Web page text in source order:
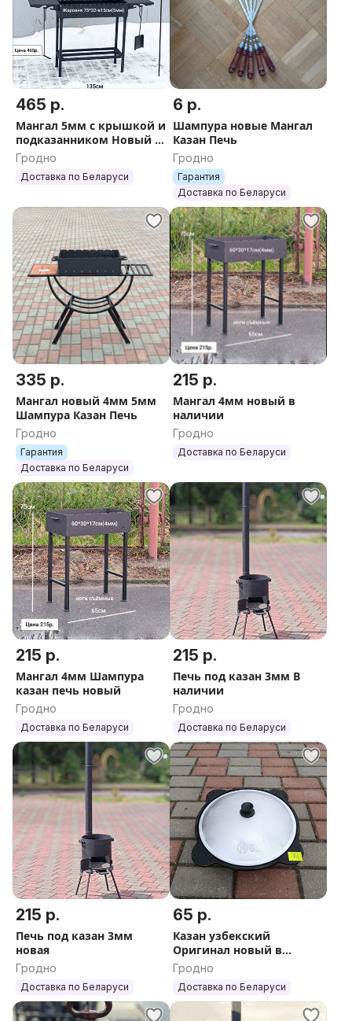
465 р.
Мангал 5мм с крышкой и
подказанником Новый в
Наличии
Гродно
Доставка по Беларуси
6 р.
Шампура новые Мангал
Казан Печь
Гродно
Гарантия
Доставка по Беларуси
335 р.
Мангал новый 4мм 5мм
Шампура Казан Печь
Гродно
Гарантия
Доставка по Беларуси
215 р.
Мангал 4мм новый в
наличии
Гродно
Доставка по Беларуси
215 р.
Мангал 4мм Шампура
казан печь новый
Гродно
Доставка по Беларуси
215 р.
Печь под казан 3мм В
наличии
Гродно
Доставка по Беларуси
215 р.
Печь под казан 3мм
новая
Гродно
Доставка по Беларуси
65 р.
Казан узбекский
Оригинал новый в
наличии
Гродно
Доставка по Беларуси